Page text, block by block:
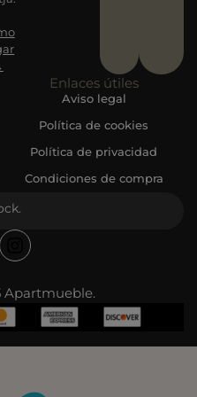
Enlaces útiles
Aviso legal
Política de cookies
Política de privacidad
Condiciones de compra
Apartmueble.